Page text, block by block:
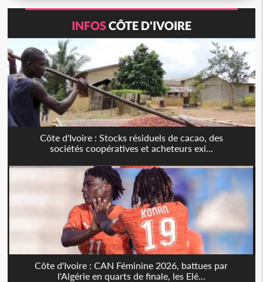
INFOSCÔTE D'IVOIRE
Côte d'Ivoire : Stocks résiduels de cacao, des
sociétés coopératives et acheteurs exi...
Côte d'Ivoire : CAN Féminine 2026, battues par
l'Algérie en quarts de finale, les Elé...